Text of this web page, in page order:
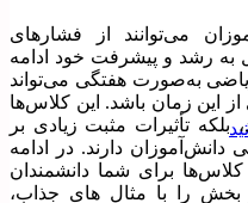
می‌توانند از فشارهای
به رشد و پیشرفت خود ادامه
به‌صورت هفتگی می‌تواند
این زمان باشد. این کلاس‌ها
بلکه تأثیرات مثبت زیادی بر
دارند. در ادامه
برای شما دانشمندان
بخش را با مثال ‌های جذاب،